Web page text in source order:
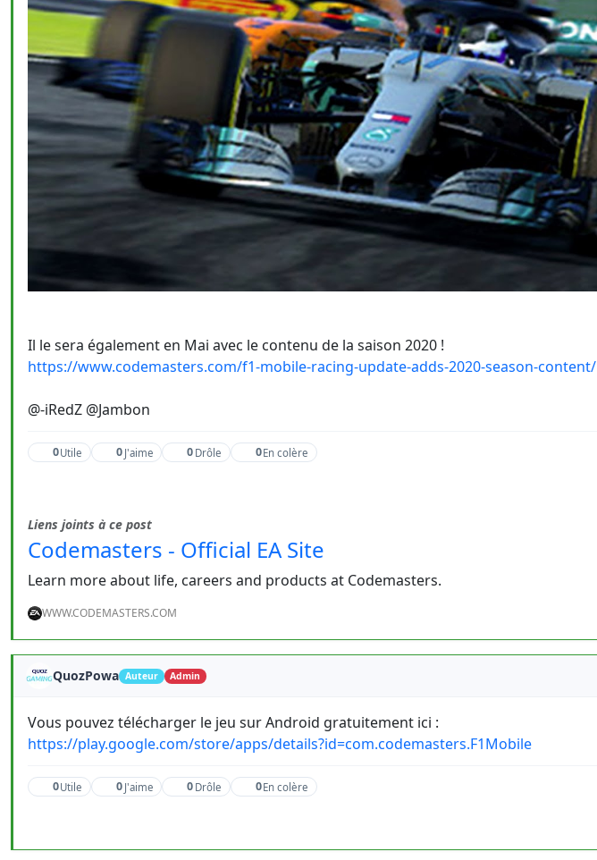
Il le sera également en Mai avec le contenu de la saison 2020 !
https://www.codemasters.com/f1-mobile-racing-update-adds-2020-season-content/
@-iRedZ @Jambon
0Utile 0 J'aime 0 Drôle 0En colère
Liens joints à ce post
Codemasters - Official EA Site
Learn more about life, careers and products at Codemasters.
WWW.CODEMASTERS.COM
QuozPowa Auteur Admin
Vous pouvez télécharger le jeu sur Android gratuitement ici :
https://play.google.com/store/apps/details?id=com.codemasters.F1Mobile
0Utile 0 J'aime 0 Drôle 0En colère